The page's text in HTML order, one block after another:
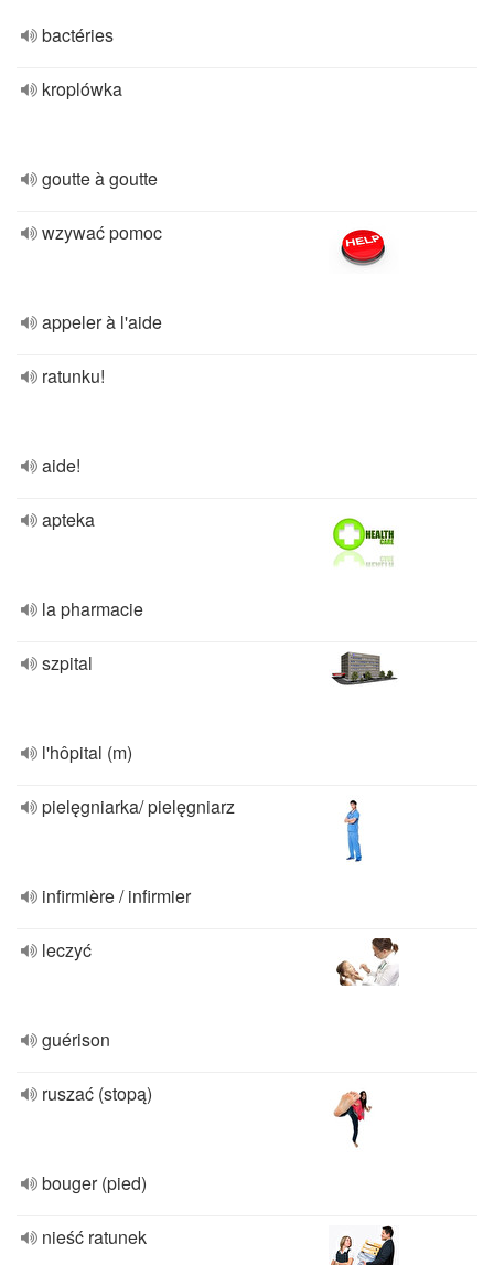
bactéries
kroplówka
goutte à goutte
wzywać pomoc
appeler à l'aide
ratunku!
aide!
apteka
la pharmacie
szpital
l'hôpital (m)
pielęgniarka/ pielęgniarz
infirmière / infirmier
leczyć
guérison
ruszać (stopą)
bouger (pied)
nieść ratunek